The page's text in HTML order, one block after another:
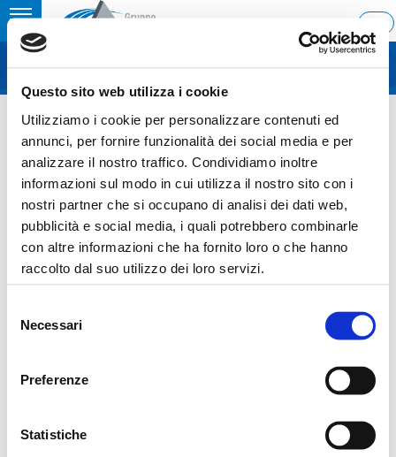
Questo sito web utilizza i cookie
Utilizziamo i cookie per personalizzare contenuti ed
annunci, per fornire funzionalità dei social media e per
analizzare il nostro traffico. Condividiamo inoltre
informazioni sul modo in cui utilizza il nostro sito con i
nostri partner che si occupano di analisi dei dati web,
pubblicità e social media, i quali potrebbero combinarle
con altre informazioni che ha fornito loro o che hanno
raccolto dal suo utilizzo dei loro servizi.
delNecessari
Preferenze
Statistiche
Toggle
navigation
MENU
Last update: 2021/01/11 19:01
11.01.2021
ASCOPIAVE TO PRESENT A
STRATEGY PLAN 2020-2024
Sezione download
2024_ENG_11012021